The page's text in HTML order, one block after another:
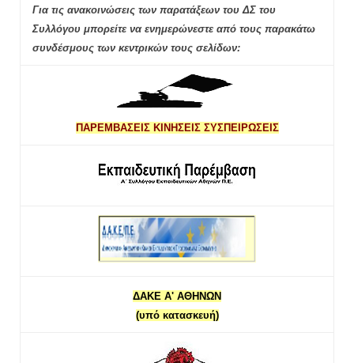
Για τις ανακοινώσεις των παρατάξεων του ΔΣ του
Συλλόγου μπορείτε να ενημερώνεστε από τους παρακάτω
συνδέσμους των κεντρικών τους σελίδων:
ΠΑΡΕΜΒΑΣΕΙΣ ΚΙΝΗΣΕΙΣ ΣΥΣΠΕΙΡΩΣΕΙΣ
ΔΑΚΕ Α' ΑΘΗΝΩΝ
(υπό κατασκευή)